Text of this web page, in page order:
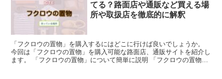
てる？路面店や通販など買える場
所や取扱店を徹底的に解釈
「フクロウの置物」を購入するにはどこに行けば良いでしょうか。
今回は「フクロウの置物」を購入可能な路面店、通販サイトを紹介し
ます。 「フクロウの置物」について簡単に説明 「フクロウの置物」